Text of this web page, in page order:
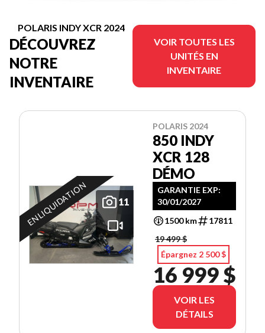
POLARIS INDY XCR 2024
DÉCOUVREZ
NOTRE
INVENTAIRE
VOIR TOUTES LES
UNITÉS EN
INVENTAIRE
11
EN LIQUIDATION
POLARIS 2024
850 INDY
XCR 128
DÉMO
GARANTIE EXP:
30/01/2027
1500 km
17811
19 499 $
Épargnez 2 500 $
16 999 $
VOIR LES
DÉTAILS